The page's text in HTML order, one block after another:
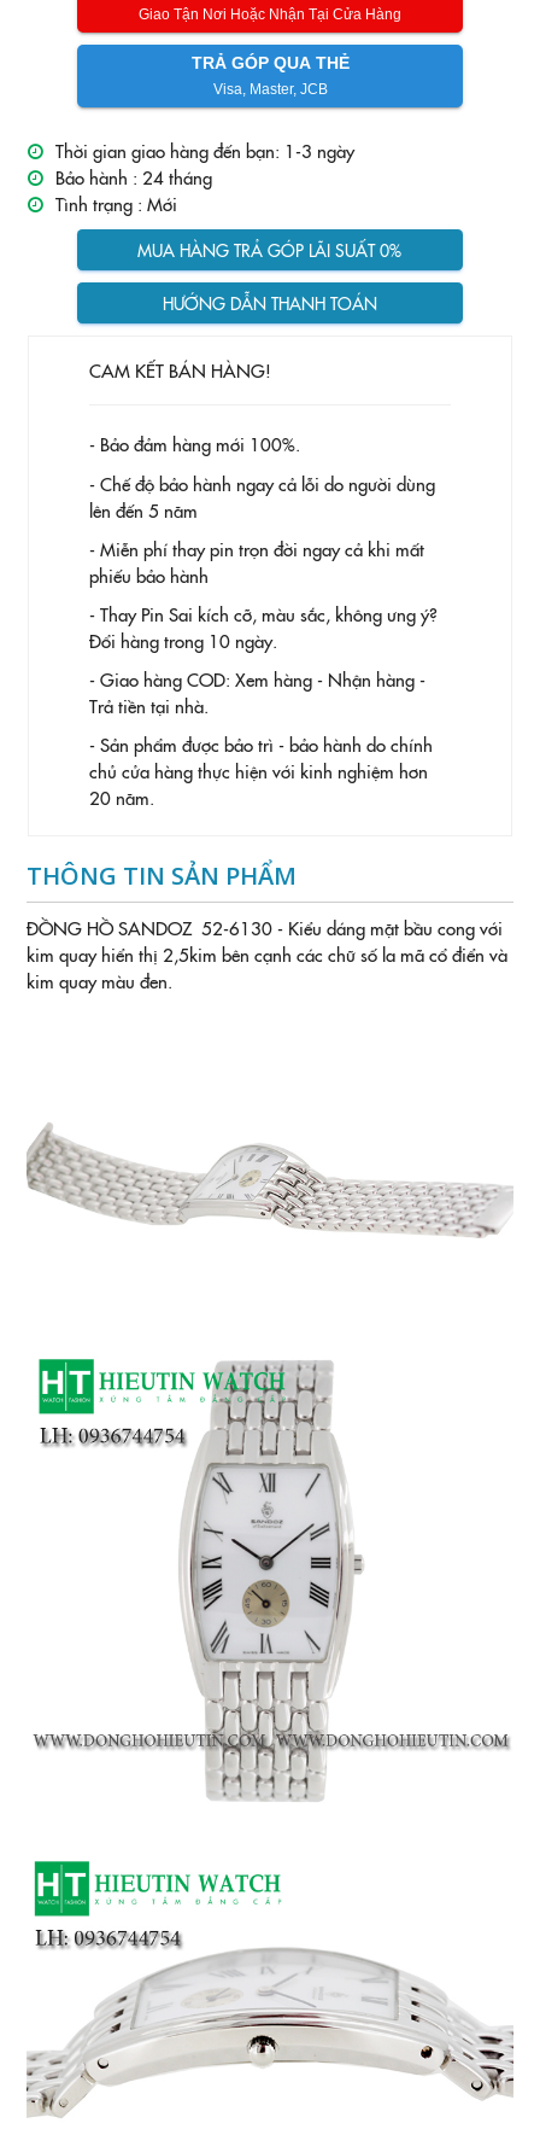
Giao Tận Nơi Hoặc Nhận Tại Cửa Hàng
TRẢ GÓP QUA THẺ
Visa, Master, JCB
Thời gian giao hàng đến bạn: 1-3 ngày
Bảo hành : 24 tháng
Tình trạng : Mới
MUA HÀNG TRẢ GÓP LÃI SUẤT 0%
HƯỚNG DẪN THANH TOÁN
CAM KẾT BÁN HÀNG!
- Bảo đảm hàng mới 100%.
- Chế độ bảo hành ngay cả lỗi do người dùng
lên đến 5 năm
- Miễn phí thay pin trọn đời ngay cả khi mất
phiếu bảo hành
- Thay Pin Sai kích cỡ, màu sắc, không ưng ý?
Đổi hàng trong 10 ngày.
- Giao hàng COD: Xem hàng - Nhận hàng -
Trả tiền tại nhà.
- Sản phẩm được bảo trì - bảo hành do chính
chủ cửa hàng thực hiện với kinh nghiệm hơn
20 năm.
THÔNG TIN SẢN PHẨM
ĐỒNG HỒ SANDOZ 52-6130 - Kiểu dáng mặt bầu cong với
kim quay hiển thị 2,5kim bên cạnh các chữ số la mã cổ điển và
kim quay màu đen.